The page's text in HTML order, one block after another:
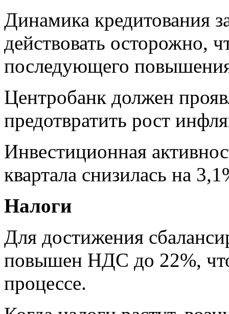
Динамика кредитования
действовать осторожно,
последующего
Центробанк должен
предотвратить рост
Инвестиционная
квартала снизилась на
Налоги
Для достижения
повышен НДС до 22%,
процессе.